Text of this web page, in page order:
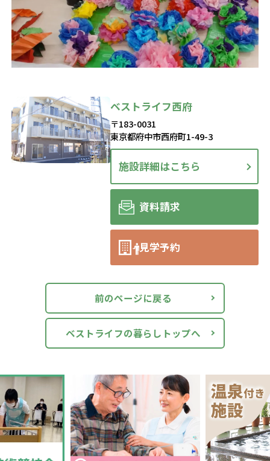
ベストライフ西府
〒183-0031
東京都府中市西府町1-49-3
施設詳細はこちら
資料請求
見学予約
前のページに戻る
ベストライフの暮らしトップへ